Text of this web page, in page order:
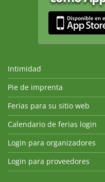
Intimidad
Pie de imprenta
Ferias para su sitio web
Calendario de ferias login
Login para organizadores
Login para proveedores